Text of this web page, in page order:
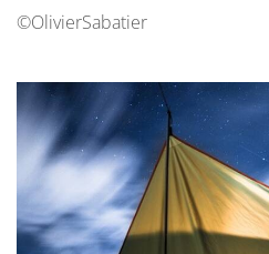
©OlivierSabatier